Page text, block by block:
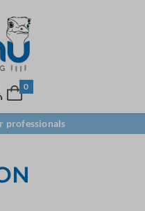
0
professionals